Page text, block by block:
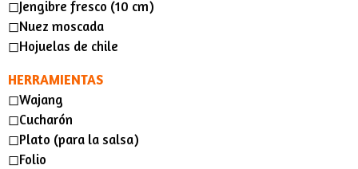
◻︎Jengibre fresco (10 cm)
◻︎Nuez moscada
◻︎Hojuelas de chile
HERRAMIENTAS
◻︎Wajang
◻︎Cucharón
◻︎Plato (para la salsa)
◻︎Folio